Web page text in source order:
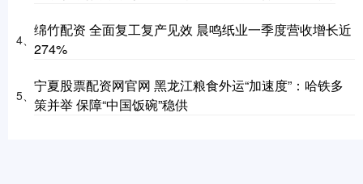
4、
绵竹配资 全面复工复产见效 晨鸣纸业一季度营收增长近
274%
5、
宁夏股票配资网官网 黑龙江粮食外运“加速度”：哈铁多
策并举 保障“中国饭碗”稳供